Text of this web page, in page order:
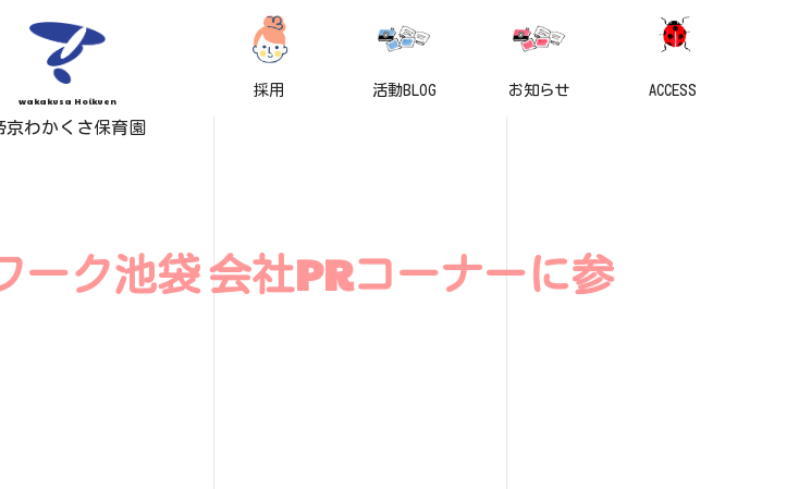
wakakusa Hoikuen
京わかくさ保育園
採用 活動BLOG お知らせ ACCESS
ーク池袋 会社PRコーナーに参